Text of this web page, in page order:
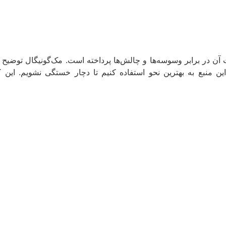
آن در برابر وسوسه‌ها و چالش‌ها پرداخته است. مک‌گونیگال
منبع به بهترین نحو استفاده کنیم تا دچار خستگی نشویم.